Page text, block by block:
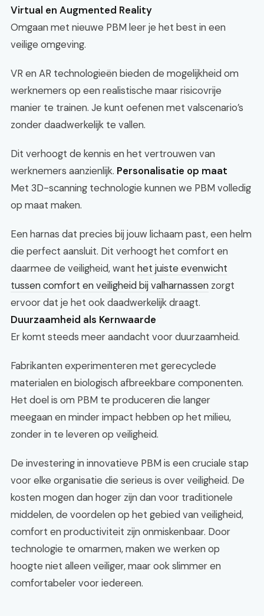
Virtual en Augmented Reality
Omgaan met nieuwe PBM leer je het best in een
veilige omgeving.
VR en AR technologieën bieden de mogelijkheid om
werknemers op een realistische maar risicovrije
manier te trainen. Je kunt oefenen met valscenario’s
zonder daadwerkelijk te vallen.
Dit verhoogt de kennis en het vertrouwen van
werknemers aanzienlijk. Personalisatie op maat
Met 3D-scanning technologie kunnen we PBM volledig
op maat maken.
Een harnas dat precies bij jouw lichaam past, een helm
die perfect aansluit. Dit verhoogt het comfort en
daarmee de veiligheid, want het juiste evenwicht
tussen comfort en veiligheid bij valharnassen zorgt
ervoor dat je het ook daadwerkelijk draagt.
Duurzaamheid als Kernwaarde
Er komt steeds meer aandacht voor duurzaamheid.
Fabrikanten experimenteren met gerecyclede
materialen en biologisch afbreekbare componenten.
Het doel is om PBM te produceren die langer
meegaan en minder impact hebben op het milieu,
zonder in te leveren op veiligheid.
De investering in innovatieve PBM is een cruciale stap
voor elke organisatie die serieus is over veiligheid. De
kosten mogen dan hoger zijn dan voor traditionele
middelen, de voordelen op het gebied van veiligheid,
comfort en productiviteit zijn onmiskenbaar. Door
technologie te omarmen, maken we werken op
hoogte niet alleen veiliger, maar ook slimmer en
comfortabeler voor iedereen.